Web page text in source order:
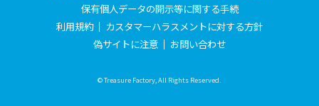
保有個人データの開示等に関する手続
利用規約
カスタマーハラスメントに対する方針
偽サイトに注意
お問い合わせ
© Treasure Factory, All Rights Reserved.